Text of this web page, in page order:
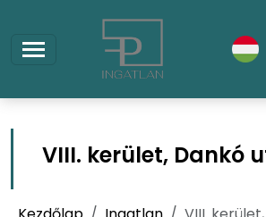
VIII. kerület, Dankó